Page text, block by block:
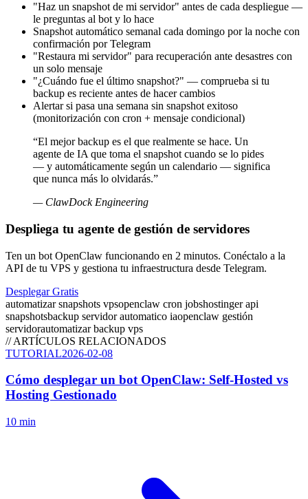
"Haz un snapshot de mi servidor" antes de cada despliegue —
le preguntas al bot y lo hace
Snapshot automático semanal cada domingo por la noche con
confirmación por Telegram
"Restaura mi servidor" para recuperación ante desastres con
un solo mensaje
"¿Cuándo fue el último snapshot?" — comprueba si tu
backup es reciente antes de hacer cambios
Alertar si pasa una semana sin snapshot exitoso
(monitorización con cron + mensaje condicional)
“El mejor backup es el que realmente se hace. Un
agente de IA que toma el snapshot cuando se lo pides
— y automáticamente según un calendario — significa
que nunca más lo olvidarás.”
— ClawDock Engineering
Despliega tu agente de gestión de servidores
Ten un bot OpenClaw funcionando en 2 minutos. Conéctalo a la
API de tu VPS y gestiona tu infraestructura desde Telegram.
Desplegar Gratis
automatizar snapshots vpsopenclaw cron jobshostinger api
snapshotsbackup servidor automatico iaopenclaw gestión
servidorautomatizar backup vps
// ARTÍCULOS RELACIONADOS
TUTORIAL2026-02-08
Cómo desplegar un bot OpenClaw: Self-Hosted vs
Hosting Gestionado
10 min